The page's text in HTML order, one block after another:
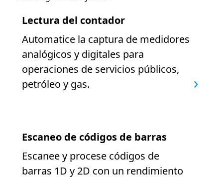
Lectura del contador
Automatice la captura de medidores
analógicos y digitales para
operaciones de servicios públicos,
petróleo y gas.
Escaneo de códigos de barras
Escanee y procese códigos de
barras 1D y 2D con un rendimiento